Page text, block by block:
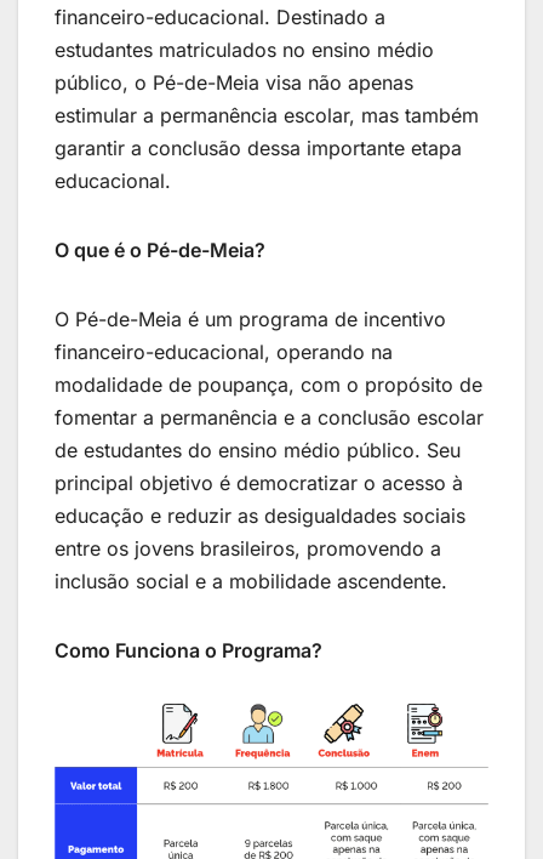
financeiro-educacional. Destinado a
estudantes matriculados no ensino médio
público, o Pé-de-Meia visa não apenas
estimular a permanência escolar, mas também
garantir a conclusão dessa importante etapa
educacional.
O que é o Pé-de-Meia?
O Pé-de-Meia é um programa de incentivo
financeiro-educacional, operando na
modalidade de poupança, com o propósito de
fomentar a permanência e a conclusão escolar
de estudantes do ensino médio público. Seu
principal objetivo é democratizar o acesso à
educação e reduzir as desigualdades sociais
entre os jovens brasileiros, promovendo a
inclusão social e a mobilidade ascendente.
Como Funciona o Programa?